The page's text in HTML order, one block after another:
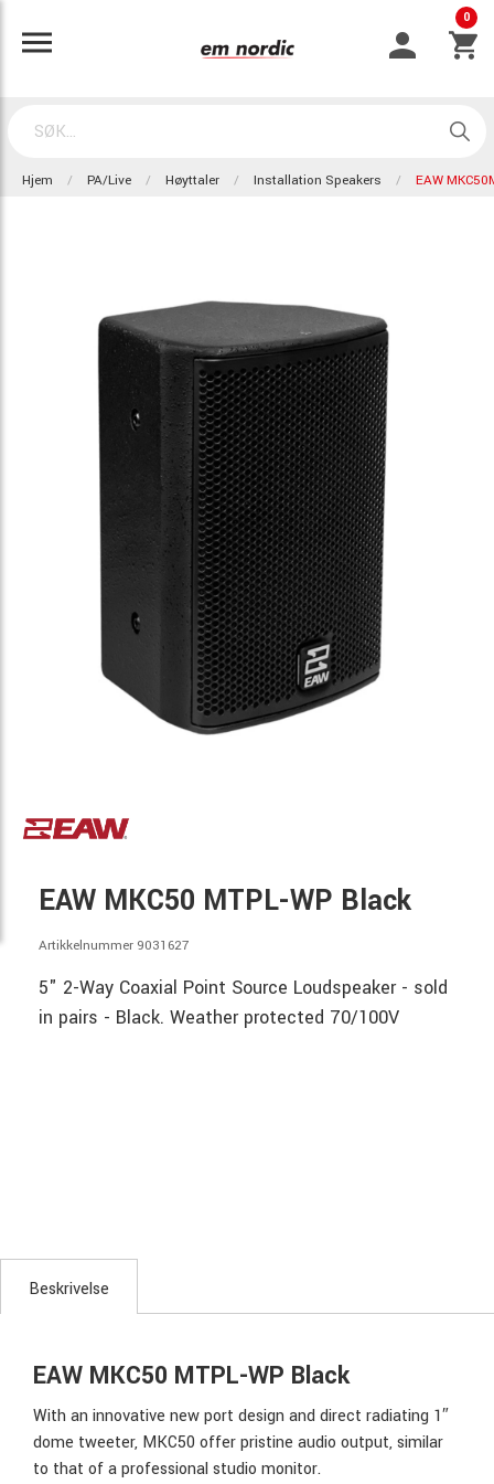
0
Hjem PA/Live Høyttaler Installation Speakers EAW
EAW MKC50 MTPL-WP Black
Artikkelnummer 9031627
5" 2-Way Coaxial Point Source Loudspeaker - sold
in pairs - Black. Weather protected 70/100V
Beskrivelse
EAW MKC50 MTPL-WP Black
With an innovative new port design and direct radiating 1″
dome tweeter, MKC50 offer pristine audio output, similar
to that of a professional studio monitor.